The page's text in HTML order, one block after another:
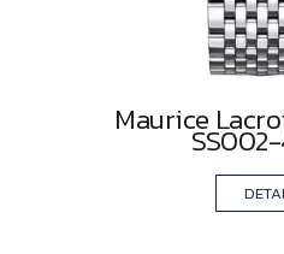
Maurice